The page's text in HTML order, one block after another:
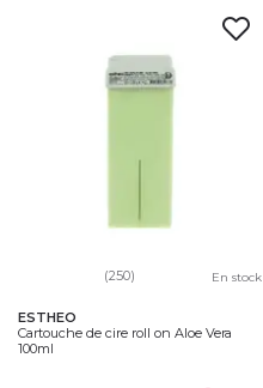
(250) En stock
ESTHEO
Cartouche de cire roll on Aloe Vera
100ml